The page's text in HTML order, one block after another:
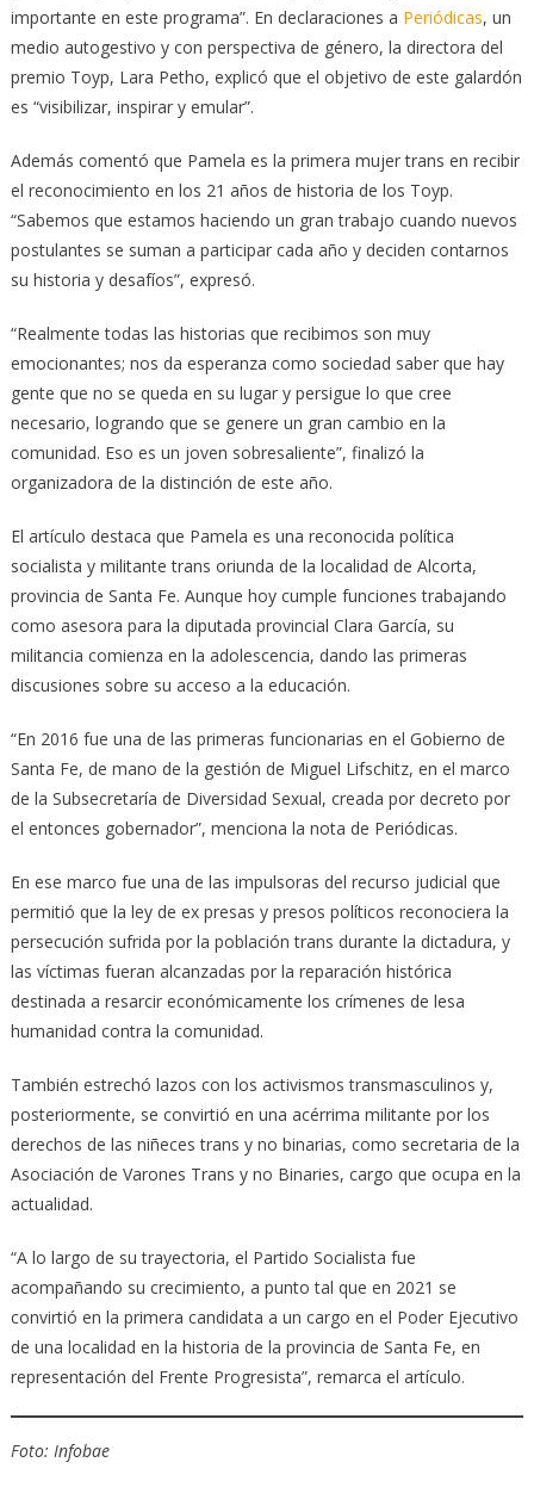
importante en este programa”. En declaraciones a Periódicas, un
medio autogestivo y con perspectiva de género, la directora del
premio Toyp, Lara Petho, explicó que el objetivo de este galardón
es “visibilizar, inspirar y emular”.
Además comentó que Pamela es la primera mujer trans en recibir
el reconocimiento en los 21 años de historia de los Toyp.
“Sabemos que estamos haciendo un gran trabajo cuando nuevos
postulantes se suman a participar cada año y deciden contarnos
su historia y desafíos”, expresó.
“Realmente todas las historias que recibimos son muy
emocionantes; nos da esperanza como sociedad saber que hay
gente que no se queda en su lugar y persigue lo que cree
necesario, logrando que se genere un gran cambio en la
comunidad. Eso es un joven sobresaliente”, finalizó la
organizadora de la distinción de este año.
El artículo destaca que Pamela es una reconocida política
socialista y militante trans oriunda de la localidad de Alcorta,
provincia de Santa Fe. Aunque hoy cumple funciones trabajando
como asesora para la diputada provincial Clara García, su
militancia comienza en la adolescencia, dando las primeras
discusiones sobre su acceso a la educación.
“En 2016 fue una de las primeras funcionarias en el Gobierno de
Santa Fe, de mano de la gestión de Miguel Lifschitz, en el marco
de la Subsecretaría de Diversidad Sexual, creada por decreto por
el entonces gobernador”, menciona la nota de Periódicas.
En ese marco fue una de las impulsoras del recurso judicial que
permitió que la ley de ex presas y presos políticos reconociera la
persecución sufrida por la población trans durante la dictadura, y
las víctimas fueran alcanzadas por la reparación histórica
destinada a resarcir económicamente los crímenes de lesa
humanidad contra la comunidad.
También estrechó lazos con los activismos transmasculinos y,
posteriormente, se convirtió en una acérrima militante por los
derechos de las niñeces trans y no binarias, como secretaria de la
Asociación de Varones Trans y no Binaries, cargo que ocupa en la
actualidad.
“A lo largo de su trayectoria, el Partido Socialista fue
acompañando su crecimiento, a punto tal que en 2021 se
convirtió en la primera candidata a un cargo en el Poder Ejecutivo
de una localidad en la historia de la provincia de Santa Fe, en
representación del Frente Progresista”, remarca el artículo.
Foto: Infobae